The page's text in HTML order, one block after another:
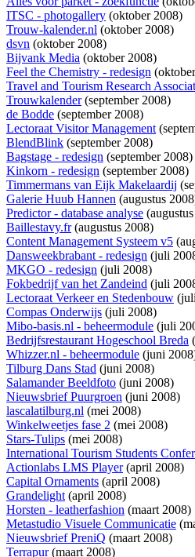
ITSC - photogallery (oktober 2008)
Trouw-kalender.nl (oktober 2008)
dsvn (oktober 2008)
Bijvank Media (oktober 2008)
Feel the Chemistry - redesign
Travel and Tourism Research
Trouwkalender(september 2008)
de Bodde (september 2008)
Lectoraat Visitor Management
BlendBlink (september 2008)
Bagstage - redesign (september 2008)
Kinkorn - redesign (september 2008)
Timmermans van Eijk Makelaardij
Galerie Huub Hannen (augustus
Predictor - database analyse
Baillestavy.fr(augustus 2008)
Content Management Systeem v5
Dansweekbrabant - redesign (juli
MKGO - redesign (juli 2008)
Fokbedrijf van het Zandeind (juli
Lectoraat Verkeer en Stedenbouw
Compas Onderwijs (juli 2008)
Mibo-basis.nl - beheermodule (juli
Bedrijfsrestaurant Hogeschool Breda
Whizzer.nl - beheermodule (juni
Tilburg Dans Stad (juni 2008)
Salamander Beeldfoto (juni 2008)
Nieuwsbrief Puurgroen (juni 2008)
lascalatilburg.nl (mei 2008)
Winkelweetjes fase 2 (mei 2008)
Stars-Tulips (mei 2008)
International Tourism Students
Actionlabs LMS Player(april 2008)
Capital Ornaments (april 2008)
Grandelight(april 2008)
Horsten - leatherfashion (maart 2008)
Metastudio Visuele Communicatie
Nieuwsbrief PreniQ (maart 2008)
Terrapur(maart 2008)